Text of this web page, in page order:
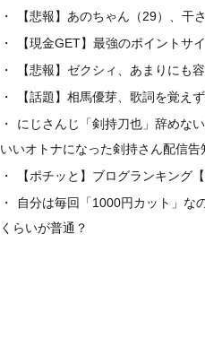
【悲報】あのちゃん（29）、干
【現金GET】最強のポイントサ
【悲報】ゼクシィ、あまりにも
【話題】相馬優芽、歌詞を覚え
にじさんじ「剣持刀也」辞めな
いいオトナになった剣持さん配信告
【ポチッと】ブログランキング【
自分は毎回「1000円カット」な
くらいが普通？